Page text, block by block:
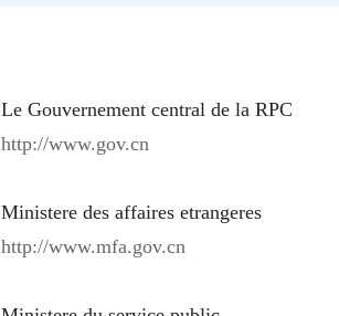
Le Gouvernement central de la RPC
http://www.gov.cn
Ministere des affaires etrangeres
http://www.mfa.gov.cn